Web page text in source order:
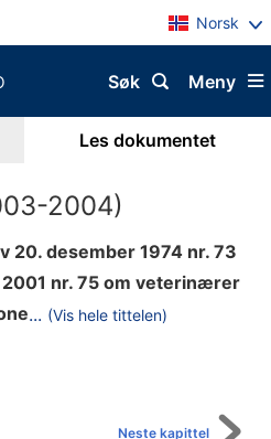
Norsk
Meny
Søk
Les dokumentet
2004)
20. desember 1974 nr. 73
nr. 75 om veterinærer
... (Vis hele tittelen)
Neste kapittel